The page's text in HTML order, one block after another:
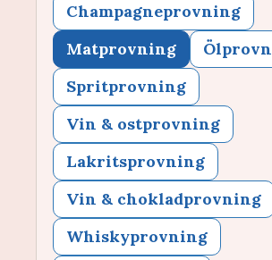
Champagneprovning
Matprovning
Spritprovning
Vin & ostprovning
Lakritsprovning
Vin & chokladprovning
Whiskyprovning